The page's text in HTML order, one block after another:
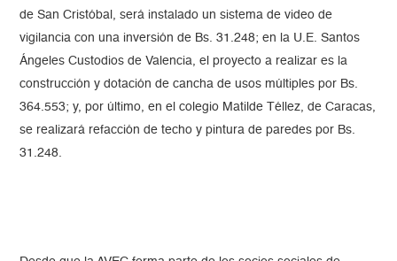
de San Cristóbal, será instalado un sistema de video de
vigilancia con una inversión de Bs. 31.248; en la U.E. Santos
Ángeles Custodios de Valencia, el proyecto a realizar es la
construcción y dotación de cancha de usos múltiples por Bs.
364.553; y, por último, en el colegio Matilde Téllez, de Caracas,
se realizará refacción de techo y pintura de paredes por Bs.
31.248.